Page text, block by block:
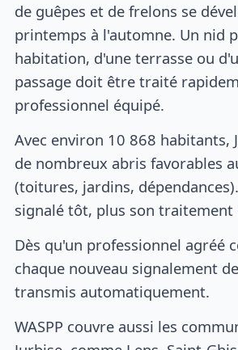
de guêpes et de frelons se
printemps à l'automne. Un nid
habitation, d'une terrasse ou
passage doit être traité
professionnel équipé.
Avec environ 10 868 habitants,
de nombreux abris favorables
(toitures, jardins,
signalé tôt, plus son traitement
Dès qu'un professionnel agréé
chaque nouveau signalement
transmis automatiquement.
WASPP couvre aussi les